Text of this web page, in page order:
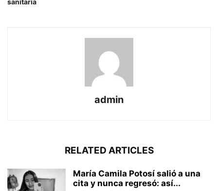
sanitaria
admin
RELATED ARTICLES
María Camila Potosí salió a una
cita y nunca regresó: así...